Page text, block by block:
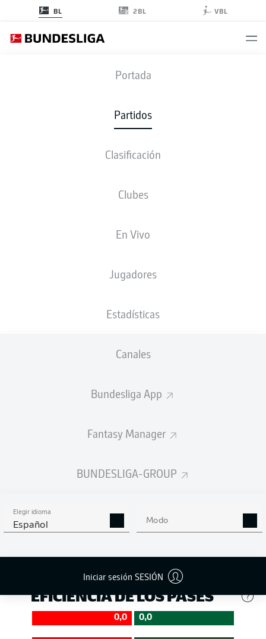
BL 2BL VBL
Portada
Partidos
Clasificación
Clubes
En Vivo
Jugadores
Estadísticas
Canales
Bundesliga App
Fantasy Manager
BUNDESLIGA-GROUP
Elegir idioma
Español Modo
Iniciar sesión SESIÓN
KOE - FCA
0 1
ALINEACIONES ESTADÍSTICAS
0.62
(%)
359 457
EFICIENCIA DE LOS PASES
0,0 0,0